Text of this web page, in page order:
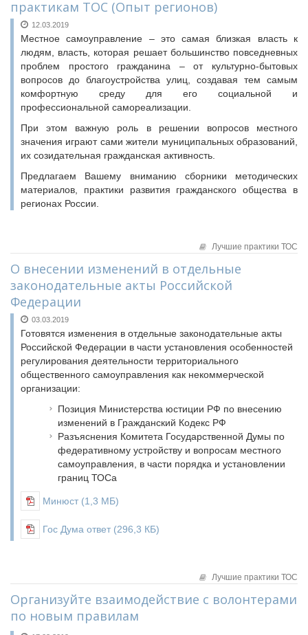
практикам ТОС (Опыт регионов)
12.03.2019
Местное самоуправление – это самая близкая власть к
людям, власть, которая решает большинство повседневных
проблем простого гражданина – от культурно-бытовых
вопросов до благоустройства улиц, создавая тем самым
комфортную среду для его социальной и
профессиональной самореализации.
При этом важную роль в решении вопросов местного
значения играют сами жители муниципальных образований,
их созидательная гражданская активность.
Предлагаем Вашему вниманию сборники методических
материалов, практики развития гражданского общества в
регионах России.
Лучшие практики ТОС
О внесении изменений в отдельные
законодательные акты Российской
Федерации
03.03.2019
Готовятся изменения в отдельные законодательные акты
Российской Федерации в части установления особенностей
регулирования деятельности территориального
общественного самоуправления как некоммерческой
организации:
Позиция Министерства юстиции РФ по внесению
изменений в Гражданский Кодекс РФ
Разъяснения Комитета Государственной Думы по
федеративному устройству и вопросам местного
самоуправления, в части порядка и установлении
границ ТОСа
Минюст (1,3 МБ)
Гос Дума ответ (296,3 КБ)
Лучшие практики ТОС
Организуйте взаимодействие с волонтерами
по новым правилам